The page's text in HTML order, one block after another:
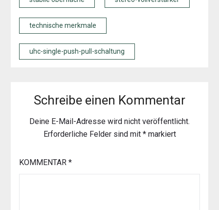
technische merkmale
uhc-single-push-pull-schaltung
Schreibe einen Kommentar
Deine E-Mail-Adresse wird nicht veröffentlicht.
Erforderliche Felder sind mit *markiert
KOMMENTAR *